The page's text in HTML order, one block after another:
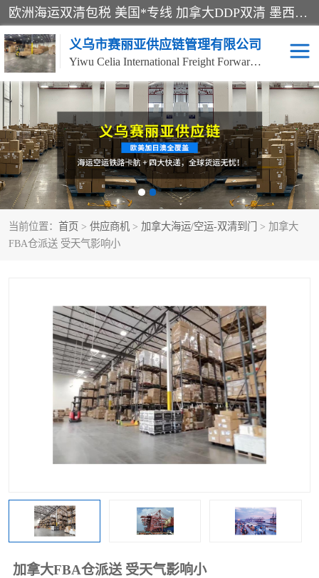
欧洲海运双清包税 美国*专线 加拿大DDP双清 墨西哥跨境空运 澳大利亚专线物流 跨境电商物流服务 国际快递到门服务 海运*渠道 一站式跨境物流解决方案 TikTok/SHEIN专线 电商平台FBA头程运输 国际铁路运输欧洲 UPS/DDHL/联邦快递跨境 美国双清到门物流 跨境*运输
义乌市赛丽亚供应链管理有限公司
Yiwu Celia International Freight Forwarding Co., Ltd
当前位置： 首页 > 供应商机 > 加拿大海运/空运-双清到门
> 加拿大
FBA仓派送 受天气影响小
加拿大FBA仓派送 受天气影响小
美森快船 欧洲卡航
加拿大海运/空运-双清到
门
澳大利亚海运/空运-双清
到门
墨西哥海运/空运-双清到
门